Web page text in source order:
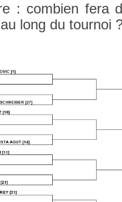
: com­bi­en fera
long du tour­noi